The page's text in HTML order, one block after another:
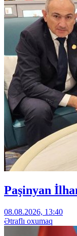
Paşinyan
08.08.2026, 13:40
Ətraflı oxumaq